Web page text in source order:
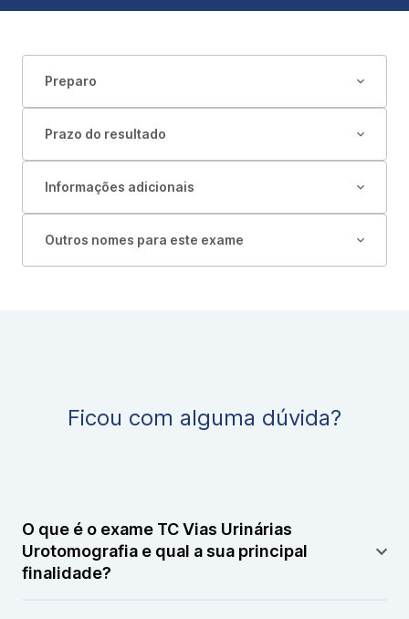
Preparo
Prazo do resultado
Informações adicionais
Outros nomes para este exame
Ficou com alguma dúvida?
O que é o exame TC Vias Urinárias
Urotomografia e qual a sua principal
finalidade?